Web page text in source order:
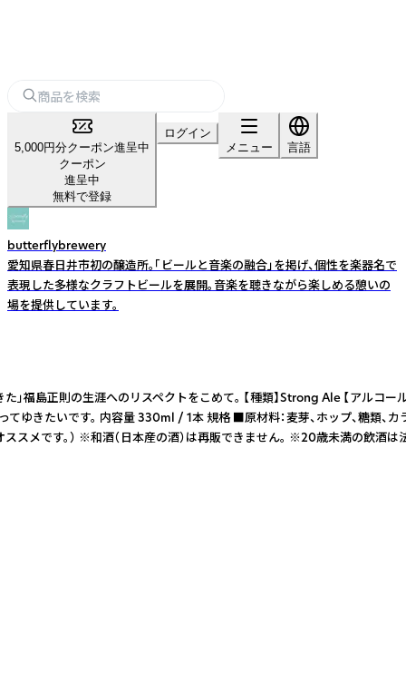
5,000円分クーポン進呈中
クーポン
進呈中
無料で登録
ログイン
メニュー
言語
butterflybrewery
愛知県春日井市初の醸造所。「ビールと音楽の融合」を掲げ、個性を楽器名で
表現した多様なクラフトビールを展開。音楽を聴きながら楽しめる憩いの
場を提供しています。
正則の生涯へのリスペクトをこめて。 【種類】Strong Ale 【ア
たいです。 内容量 330ml / 1本 規格 ■原材料：麦芽、ホップ、
す。） ※和酒（日本産の酒）は再販できません。 ※20歳未満の飲